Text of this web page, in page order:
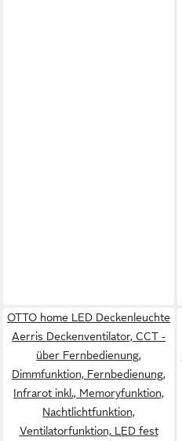
OTTO home LED Deckenleuchte
Aerris Deckenventilator, CCT -
über Fernbedienung,
Dimmfunktion, Fernbedienung,
Infrarot inkl., Memoryfunktion,
Nachtlichtfunktion,
Ventilatorfunktion, LED fest